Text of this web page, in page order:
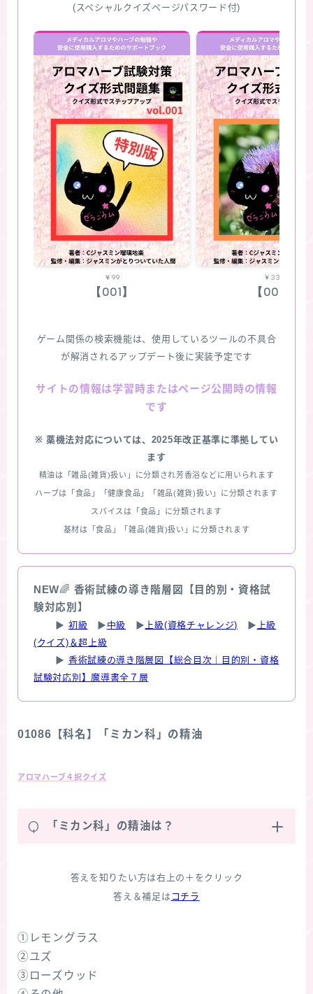
(スペシャルクイズページパスワード付)
￥99
【001】
￥330
【002】
ゲーム関係の検索機能は、使用しているツールの不具合
が解消されるアップデート後に実装予定です
サイトの情報は学習時またはページ公開時の情報
です
※ 薬機法対応については、2025年改正基準に準拠してい
ます
精油は「雑品(雑貨)扱い」に分類され芳香浴などに用いられます
ハーブは「食品」「健康食品」「雑品(雑貨)扱い」に分類されます
スパイスは「食品」に分類されます
基材は「食品」「雑品(雑貨)扱い」に分類されます
NEW🌈 香術試練の導き階層図【目的別・資格試
験対応別】
▶ 初級 ▶ 中級 ▶ 上級(資格チャレンジ) ▶ 上級
(クイズ)＆超上級
▶ 香術試練の導き階層図【総合目次｜目的別・資格
試験対応別】魔導書全７層
01086【科名】「ミカン科」の精油
アロマハーブ４択クイズ
Q 「ミカン科」の精油は？
答えを知りたい方は右上の＋をクリック
答え＆補足は コチラ
①レモングラス
②ユズ
③ローズウッド